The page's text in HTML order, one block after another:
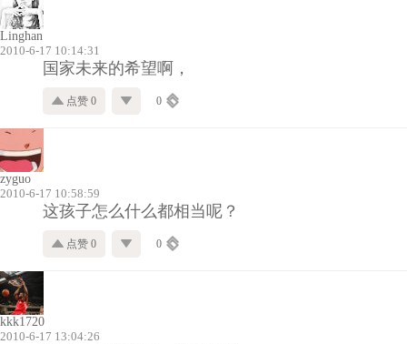
Linghan
2010-6-17 10:14:31
国家未来的希望啊，
点赞 0 0
zyguo
2010-6-17 10:58:59
这孩子怎么什么都相当呢？
点赞 0 0
kkk1720
2010-6-17 13:04:26